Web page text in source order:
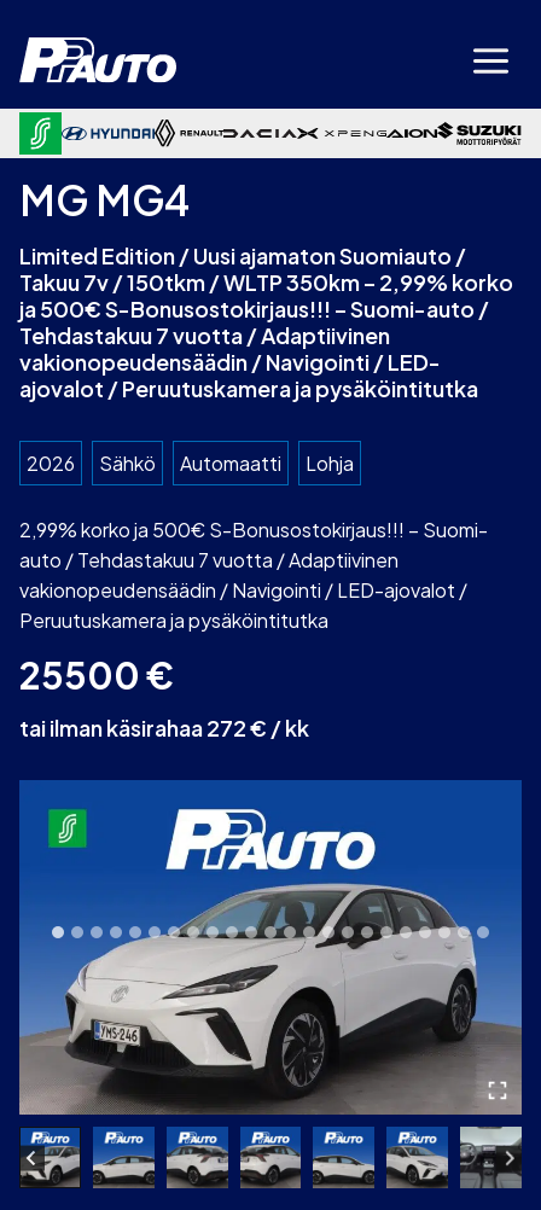
sisältöön
MG MG4
Limited Edition / Uusi ajamaton Suomiauto /
Takuu 7v / 150tkm / WLTP 350km – 2,99% korko
ja 500€ S-Bonusostokirjaus!!! – Suomi-auto /
Tehdastakuu 7 vuotta / Adaptiivinen
vakionopeudensäädin / Navigointi / LED-
ajovalot / Peruutuskamera ja pysäköintitutka
2026 Sähkö Automaatti Lohja
2,99% korko ja 500€ S-Bonusostokirjaus!!! – Suomi-
auto / Tehdastakuu 7 vuotta / Adaptiivinen
vakionopeudensäädin / Navigointi / LED-ajovalot /
Peruutuskamera ja pysäköintitutka
25500€
tai ilman käsirahaa 272 € / kk